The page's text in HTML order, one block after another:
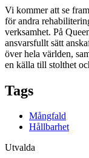
Vi kommer att se
för andra
verksamhet. På
ansvarsfullt sätt
över hela världen,
en källa till stolthet
Tags
Mångfald
Hållbarhet
Utvalda